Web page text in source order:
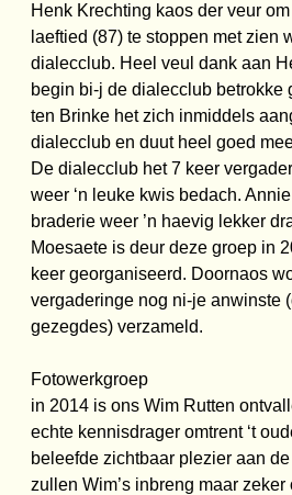
Henk Krechting kaos der veur
laeftied (87) te stoppen met zien
dialecclub. Heel veul dank aan
begin bi-j de dialecclub betrokke
ten Brinke het zich inmiddels
dialecclub en duut heel goed
De dialecclub het 7 keer
weer ‘n leuke kwis bedach.
braderie weer ’n haevig lekker
Moesaete is deur deze groep in
keer georganiseerd. Doornaos
vergaderinge nog ni-je anwinste
gezegdes) verzameld.
Fotowerkgroep
in 2014 is ons Wim Rutten
echte kennisdrager omtrent ‘t
beleefde zichtbaar plezier aan
zullen Wim’s inbreng maar